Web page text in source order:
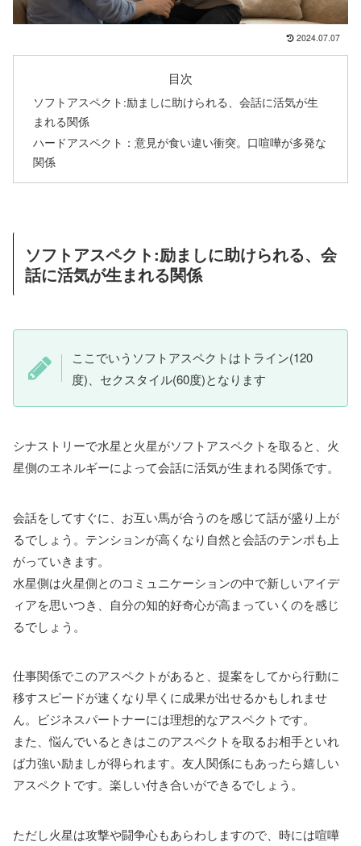
2024.07.07
目次
ソフトアスペクト:励ましに助けられる、会話に活気が生
まれる関係
ハードアスペクト：意見が食い違い衝突。口喧嘩が多発な
関係
ソフトアスペクト:励ましに助けられる、会
話に活気が生まれる関係
ここでいうソフトアスペクトはトライン(120
度)、セクスタイル(60度)となります
シナストリーで水星と火星がソフトアスペクトを取ると、火
星側のエネルギーによって会話に活気が生まれる関係です。
会話をしてすぐに、お互い馬が合うのを感じて話が盛り上が
るでしょう。テンションが高くなり自然と会話のテンポも上
がっていきます。
水星側は火星側とのコミュニケーションの中で新しいアイデ
ィアを思いつき、自分の知的好奇心が高まっていくのを感じ
るでしょう。
仕事関係でこのアスペクトがあると、提案をしてから行動に
移すスピードが速くなり早くに成果が出せるかもしれませ
ん。ビジネスパートナーには理想的なアスペクトです。
また、悩んでいるときはこのアスペクトを取るお相手といれ
ば力強い励ましが得られます。友人関係にもあったら嬉しい
アスペクトです。楽しい付き合いができるでしょう。
ただし火星は攻撃や闘争心もあらわしますので、時には喧嘩